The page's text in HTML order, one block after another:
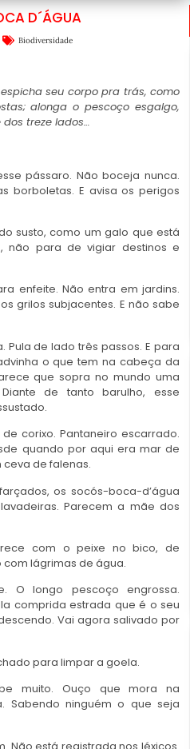
D´ÁGUA
Biodiversidade
seu corpo pra trás, como
alonga o pescoço esgalgo,
treze lados…
pássaro. Não boceja nunca.
borboletas. E avisa os perigos
susto, como um galo que está
não para de vigiar destinos e
enfeite. Não entra em jardins.
grilos subjacentes. E não sabe
Pula de lado três passos. E para
o que tem na cabeça da
que sopra no mundo uma
de tanto barulho, esse
corixo. Pantaneiro escarrado.
quando por aqui era mar de
ceva de falenas.
os socós-boca-d’água
Parecem a mãe dos
com o peixe no bico, de
lágrimas de água.
O longo pescoço engrossa.
comprida estrada que é o seu
Vai agora salivado por
para limpar a goela.
muito. Ouço que mora na
Sabendo ninguém o que seja
Não está registrada nos léxicos.